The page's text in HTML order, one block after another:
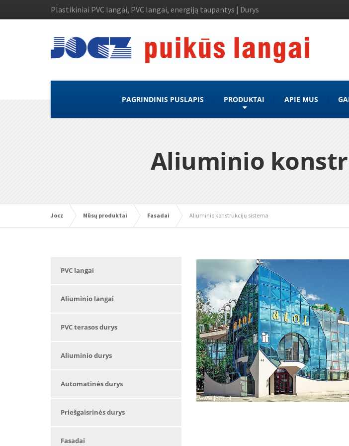
Plastikiniai PVC langai, PVC langai, energiją taupantys | Durys
PAGRINDINIS PUSLAPIS PRODUKTAI APIE MUS
Aliuminio
Jocz Mūsų produktai Fasadai Aliuminio konstrukcijų sistema
PVC langai
Aliuminio langai
PVC terasos durys
Aliuminio durys
Automatinės durys
Priešgaisrinės durys
Fasadai